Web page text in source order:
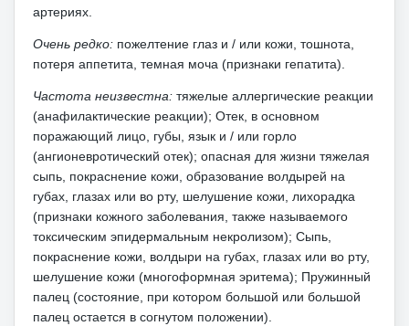
артериях.
Очень редко: пожелтение глаз и / или кожи, тошнота,
потеря аппетита, темная моча (признаки гепатита).
Частота неизвестна: тяжелые аллергические реакции
(анафилактические реакции); Отек, в основном
поражающий лицо, губы, язык и / или горло
(ангионевротический отек); опасная для жизни тяжелая
сыпь, покраснение кожи, образование волдырей на
губах, глазах или во рту, шелушение кожи, лихорадка
(признаки кожного заболевания, также называемого
токсическим эпидермальным некролизом); Сыпь,
покраснение кожи, волдыри на губах, глазах или во рту,
шелушение кожи (многоформная эритема); Пружинный
палец (состояние, при котором большой или большой
палец остается в согнутом положении).